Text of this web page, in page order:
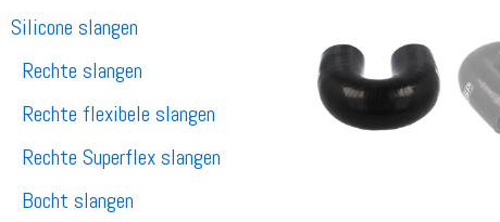
Silicone slangen
Rechte slangen
Rechte flexibele slangen
Rechte Superflex slangen
Bocht slangen